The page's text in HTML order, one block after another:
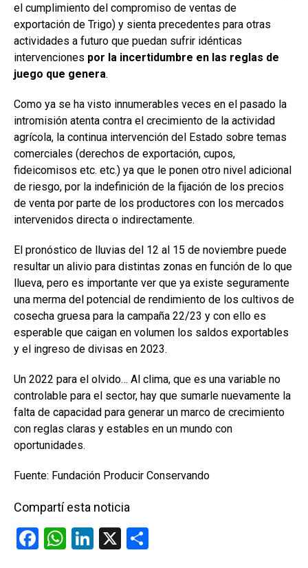
el cumplimiento del compromiso de ventas de
exportación de Trigo) y sienta precedentes para otras
actividades a futuro que puedan sufrir idénticas
intervenciones por la incertidumbre en las reglas de
juego que genera.
Como ya se ha visto innumerables veces en el pasado la
intromisión atenta contra el crecimiento de la actividad
agrícola, la continua intervención del Estado sobre temas
comerciales (derechos de exportación, cupos,
fideicomisos etc. etc.) ya que le ponen otro nivel adicional
de riesgo, por la indefinición de la fijación de los precios
de venta por parte de los productores con los mercados
intervenidos directa o indirectamente.
El pronóstico de lluvias del 12 al 15 de noviembre puede
resultar un alivio para distintas zonas en función de lo que
llueva, pero es importante ver que ya existe seguramente
una merma del potencial de rendimiento de los cultivos de
cosecha gruesa para la campaña 22/23 y con ello es
esperable que caigan en volumen los saldos exportables
y el ingreso de divisas en 2023.
Un 2022 para el olvido… Al clima, que es una variable no
controlable para el sector, hay que sumarle nuevamente la
falta de capacidad para generar un marco de crecimiento
con reglas claras y estables en un mundo con
oportunidades.
Fuente: Fundación Producir Conservando
Compartí esta noticia
F
W Li
X